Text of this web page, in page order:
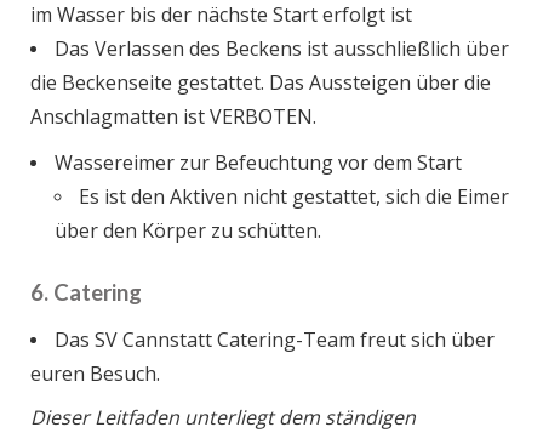
im Wasser bis der nächste Start erfolgt ist
Das Verlassen des Beckens ist ausschließlich über
die Beckenseite gestattet. Das Aussteigen über die
Anschlagmatten ist VERBOTEN.
Wassereimer zur Befeuchtung vor dem Start
Es ist den Aktiven nicht gestattet, sich die Eimer
über den Körper zu schütten.
6. Catering
Das SV Cannstatt Catering-Team freut sich über
euren Besuch.
Dieser Leitfaden unterliegt dem ständigen